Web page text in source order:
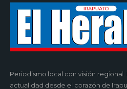
Periodismo local con visión regional.
actualidad desde el corazón de